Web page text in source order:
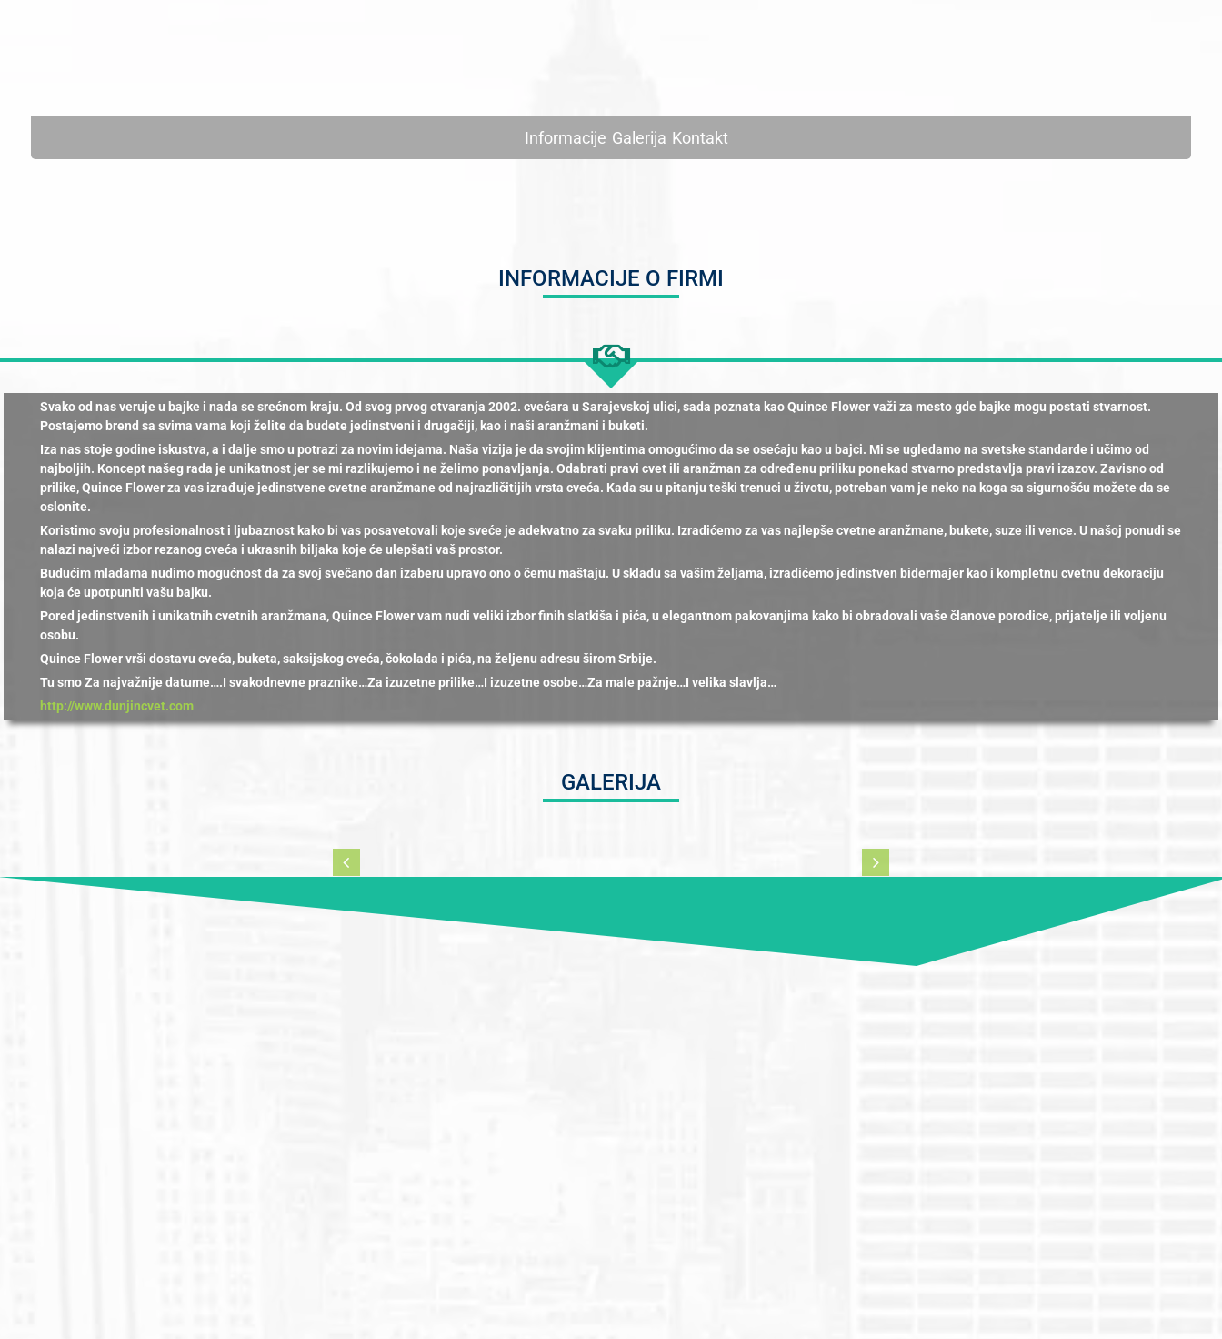
Informacije Galerija Kontakt
INFORMACIJE O FIRMI
Svako od nas veruje u bajke i nada se srećnom kraju. Od svog prvog otvaranja 2002. cvećara u Sarajevskoj ulici, sada poznata kao Quince Flower važi za mesto gde bajke mogu postati stvarnost.
Postajemo brend sa svima vama koji želite da budete jedinstveni i drugačiji, kao i naši aranžmani i buketi.
Iza nas stoje godine iskustva, a i dalje smo u potrazi za novim idejama. Naša vizija je da svojim klijentima omogućimo da se osećaju kao u bajci. Mi se ugledamo na svetske standarde i učimo od
najboljih. Koncept našeg rada je unikatnost jer se mi razlikujemo i ne želimo ponavljanja. Odabrati pravi cvet ili aranžman za određenu priliku ponekad stvarno predstavlja pravi izazov. Zavisno od
prilike, Quince Flower za vas izrađuje jedinstvene cvetne aranžmane od najrazličitijih vrsta cveća. Kada su u pitanju teški trenuci u životu, potreban vam je neko na koga sa sigurnošću možete da se
oslonite.
Koristimo svoju profesionalnost i ljubaznost kako bi vas posavetovali koje sveće je adekvatno za svaku priliku. Izradićemo za vas najlepše cvetne aranžmane, bukete, suze ili vence. U našoj ponudi se
nalazi najveći izbor rezanog cveća i ukrasnih biljaka koje će ulepšati vaš prostor.
Budućim mladama nudimo mogućnost da za svoj svečano dan izaberu upravo ono o čemu maštaju. U skladu sa vašim željama, izradićemo jedinstven bidermajer kao i kompletnu cvetnu dekoraciju
koja će upotpuniti vašu bajku.
Pored jedinstvenih i unikatnih cvetnih aranžmana, Quince Flower vam nudi veliki izbor finih slatkiša i pića, u elegantnom pakovanjima kako bi obradovali vaše članove porodice, prijatelje ili voljenu
osobu.
Quince Flower vrši dostavu cveća, buketa, saksijskog cveća, čokolada i pića, na željenu adresu širom Srbije.
Tu smo Za najvažnije datume….I svakodnevne praznike…Za izuzetne prilike…I izuzetne osobe…Za male pažnje…I velika slavlja…
http://www.dunjincvet.com
GALERIJA